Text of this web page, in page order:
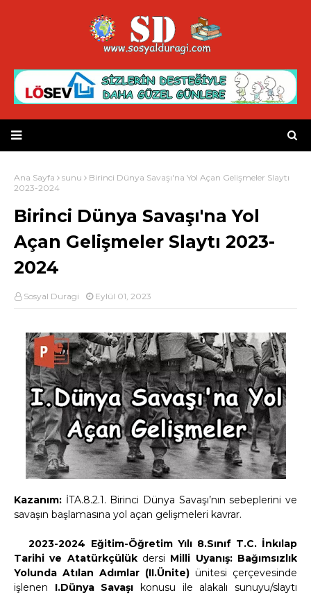
Ana Sayfa sunu
Birinci Dünya Savaşı'na Yol Açan Gelişmeler Slaytı
2023-2024
Birinci Dünya Savaşı'na Yol
Açan Gelişmeler Slaytı 2023-
2024
Sosyal Duragi Eylül 01, 2023
Kazanım: İTA.8.2.1. Birinci Dünya Savaşı’nın sebeplerini ve
savaşın başlamasına yol açan gelişmeleri kavrar.
2023-2024 Eğitim-Öğretim Yılı 8.Sınıf T.C. İnkılap
Tarihi ve Atatürkçülükdersi Milli Uyanış: Bağımsızlık
Yolunda Atılan Adımlar (II.Ünite) ünitesi çerçevesinde
işlenen I.Dünya Savaşı konusu ile alakalı sunuyu/slaytı